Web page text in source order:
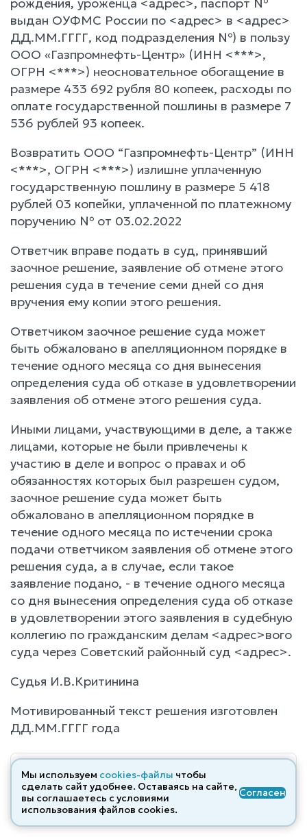
выдан ОУФМС России по <адрес> в <адрес>
ДД.ММ.ГГГГ, код подразделения №) в пользу
ООО «Газпромнефть-Центр» (ИНН <***>,
ОГРН <***>) неосновательное обогащение в
размере 433 692 рубля 80 копеек, расходы по
оплате государственной пошлины в размере 7
536 рублей 93 копеек.
Возвратить ООО “Газпромнефть-Центр” (ИНН
<***>, ОГРН <***>) излишне уплаченную
государственную пошлину в размере 5 418
рублей 03 копейки, уплаченной по платежному
поручению № от 03.02.2022
Ответчик вправе подать в суд, принявший
заочное решение, заявление об отмене этого
решения суда в течение семи дней со дня
вручения ему копии этого решения.
Ответчиком заочное решение суда может
быть обжаловано в апелляционном порядке в
течение одного месяца со дня вынесения
определения суда об отказе в удовлетворении
заявления об отмене этого решения суда.
Иными лицами, участвующими в деле, а также
лицами, которые не были привлечены к
участию в деле и вопрос о правах и об
обязанностях которых был разрешен судом,
заочное решение суда может быть
обжаловано в апелляционном порядке в
течение одного месяца по истечении срока
подачи ответчиком заявления об отмене этого
решения суда, а в случае, если такое
заявление подано, - в течение одного месяца
со дня вынесения определения суда об отказе
в удовлетворении этого заявления в судебную
коллегию по гражданским делам <адрес>вого
суда через Советский районный суд <адрес>.
Судья И.В.Критинина
Мотивированный текст решения изготовлен
ДД.ММ.ГГГГ года
В ряде случаев суды приходят к
противоположным выводам
Актуальная практика 2025–2026
Мы используем cookies-файлы чтобы
сделать сайт удобнее. Оставаясь на сайте,
вы соглашаетесь с условиями
использования файлов cооkies.
Согласен